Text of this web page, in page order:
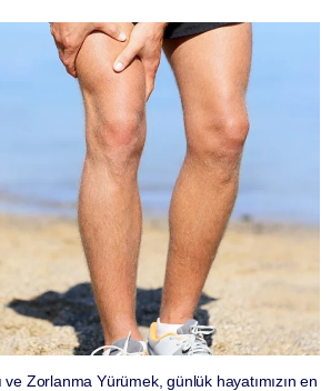
ve Zorlanma Yürümek, günlük hayatımızın en